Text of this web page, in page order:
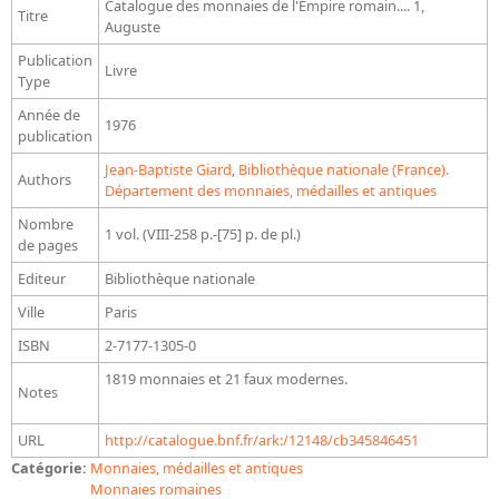
Bibliographie historique de la Bibliothèque nationale de
Dictionnaire de la BnF
Dictionnaire BnF : recherche avancée
Dictionnaire BnF : index
Dictionnaire des fonds spéciaux et des principales collections et
provenances
Recherche de fonds, collections et provenances
L'histoire de la BnF en objets
Explorer
Organigrammes de la bibliothèque
Rapports d'activité de la Bibliothèque
Répertoire
Titre
Catalogue des monnaies de l'Empire romain.... 1,
Auguste
Publication
Type
Livre
Année de
publication
1976
Authors Jean-Baptiste Giard, Bibliothèque nationale (France).
Département des monnaies, médailles et antiques
Nombre
de pages
1 vol. (VIII-258 p.-[75] p. de pl.)
Editeur
Bibliothèque nationale
Ville
Paris
ISBN
2-7177-1305-0
Notes
1819 monnaies et 21 faux modernes.
URL
http://catalogue.bnf.fr/ark:/12148/cb345846451
Catégorie: Monnaies, médailles et antiques
Monnaies romaines